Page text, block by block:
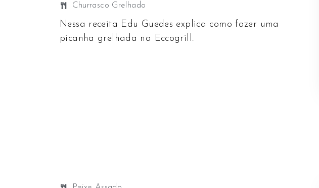
Churrasco Grelhado
Nessa receita Edu Guedes explica como fazer uma
picanha grelhada na Eccogrill.